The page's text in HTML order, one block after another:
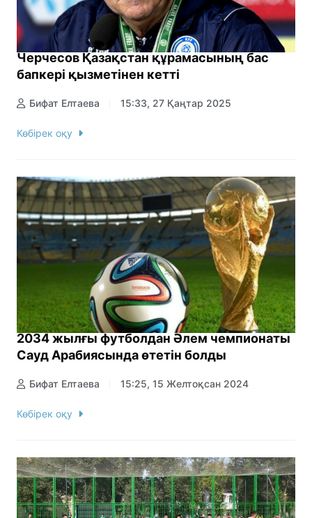
Черчесов Қазақстан құрамасының бас
бапкері қызметінен кетті
Бифат Елтаева 15:33, 27 Қаңтар 2025
Көбірек оқу
2034 жылғы футболдан Әлем чемпионаты
Сауд Арабиясында өтетін болды
Бифат Елтаева 15:25, 15 Желтоқсан 2024
Көбірек оқу